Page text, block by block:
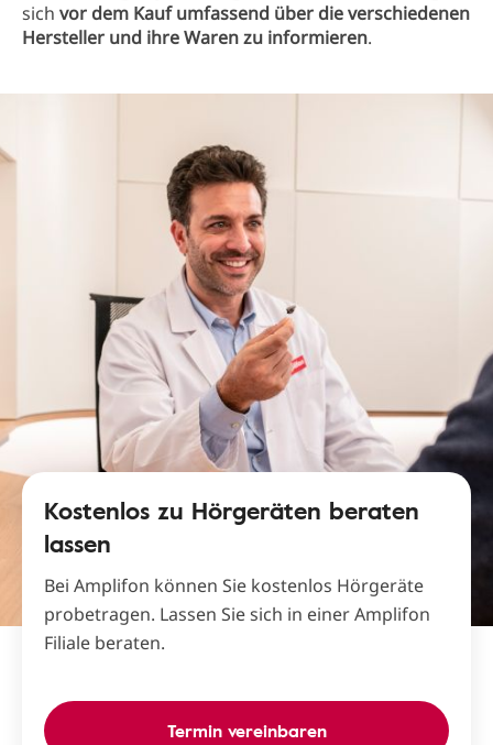
sich vor dem Kauf umfassend über die verschiedenen
Hersteller und ihre Waren zu informieren.
Kostenlos zu Hörgeräten beraten
lassen
Bei Amplifon können Sie kostenlos Hörgeräte
probetragen. Lassen Sie sich in einer Amplifon
Filiale beraten.
Termin vereinbaren